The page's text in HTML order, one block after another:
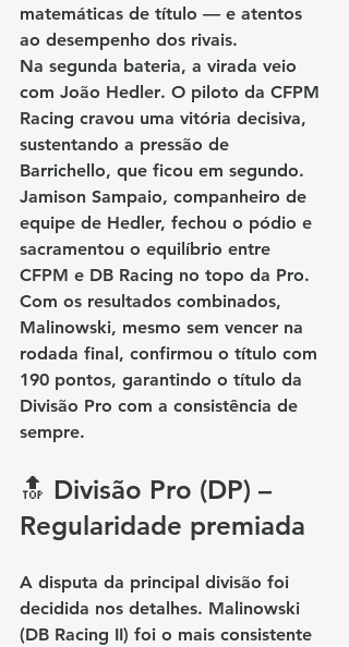
matemáticas de título — e atentos
ao desempenho dos rivais.
Na segunda bateria, a virada veio
com João Hedler. O piloto da CFPM
Racing cravou uma vitória decisiva,
sustentando a pressão de
Barrichello, que ficou em segundo.
Jamison Sampaio, companheiro de
equipe de Hedler, fechou o pódio e
sacramentou o equilíbrio entre
CFPM e DB Racing no topo da Pro.
Com os resultados combinados,
Malinowski, mesmo sem vencer na
rodada final, confirmou o título com
190 pontos, garantindo o título da
Divisão Pro com a consistência de
sempre.
🔝 Divisão Pro (DP) –
Regularidade premiada
A disputa da principal divisão foi
decidida nos detalhes. Malinowski
(DB Racing II) foi o mais consistente